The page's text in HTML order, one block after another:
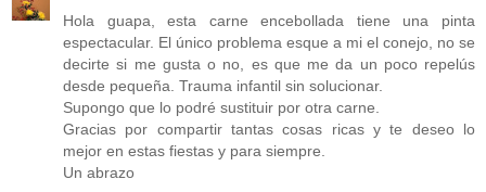
Hola guapa, esta carne encebollada tiene una pinta
espectacular. El único problema esque a mi el conejo, no se
decirte si me gusta o no, es que me da un poco repelús
desde pequeña. Trauma infantil sin solucionar.
Supongo que lo podré sustituir por otra carne.
Gracias por compartir tantas cosas ricas y te deseo lo
mejor en estas fiestas y para siempre.
Un abrazo